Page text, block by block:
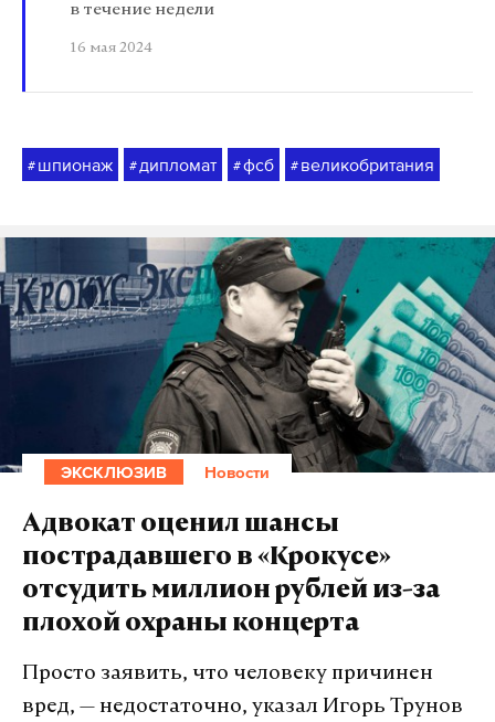
в течение недели
16 мая 2024
# шпионаж # дипломат #фсб # великобритания
ЭКСКЛЮЗИВ Новости
Адвокат оценил шансы
пострадавшего в «Крокусе»
отсудить миллион рублей из-за
плохой охраны концерта
Просто заявить, что человеку причинен
вред, — недостаточно, указал Игорь Трунов